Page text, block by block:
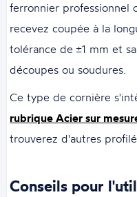
ferronnier professionnel
recevez coupée à la
tolérance de ±1 mm et
découpes ou soudures.
Ce type de cornière
rubrique Acier sur
trouverez d'autres
Conseils pour